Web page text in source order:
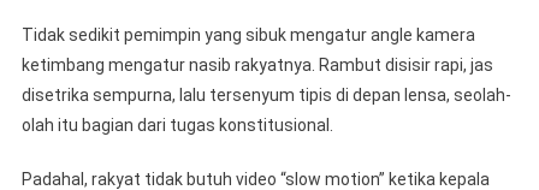
Tidak sedikit pemimpin yang sibuk mengatur angle kamera
ketimbang mengatur nasib rakyatnya. Rambut disisir rapi, jas
disetrika sempurna, lalu tersenyum tipis di depan lensa, seolah-
olah itu bagian dari tugas konstitusional.
Padahal, rakyat tidak butuh video “slow motion” ketika kepala